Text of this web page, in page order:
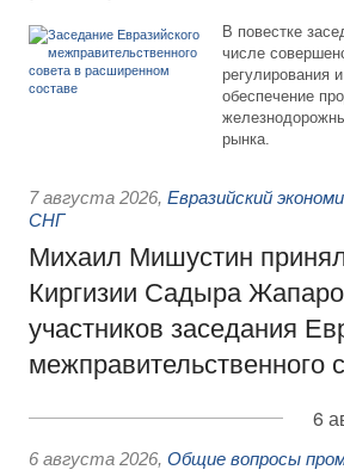
В повестке
числе
регулирования
обеспечение
рынка.
7 августа 2026, Евразийский
СНГ
Михаил Мишустин
Киргизии Садыра
участников заседания
межправительственного
6
6 августа 2026, Общие вопросы